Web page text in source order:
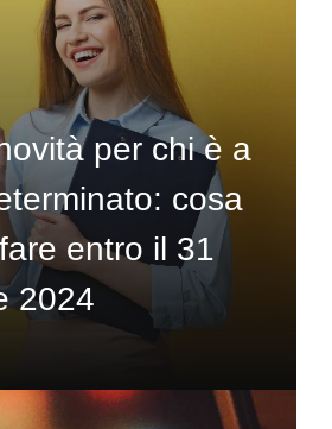
per chi è a
cosa
entro il 31
2024